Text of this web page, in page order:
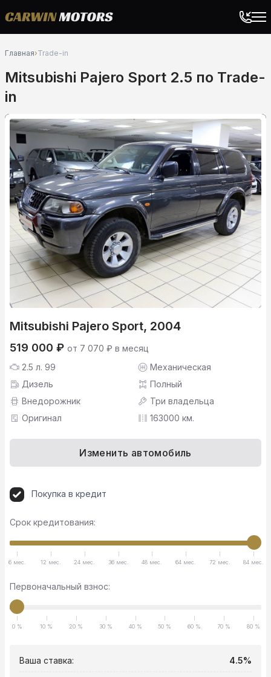
Главная›Trade-in
Mitsubishi Pajero Sport 2.5 по Trade-
in
Mitsubishi Pajero Sport, 2004
519 000 ₽ от 7 070 ₽ в месяц
2.5 л. 99
Механическая
Дизель
Полный
Внедорожник
Три владельца
Оригинал
163000 км.
Изменить автомобиль
Покупка в кредит
Срок кредитования:
6 мес. 12 мес. 24 мес. 36 мес. 48 мес. 64 мес. 72 мес. 84 мес.
Первоначальный взнос:
0 % 10 % 20 % 30 % 40 % 50 % 60 % 70 % 80 %
Ваша ставка: 4.5%